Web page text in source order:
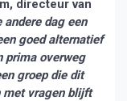
directeur van
andere dag een
goed alternatief
prima overweg
groep die dit
met vragen blijft